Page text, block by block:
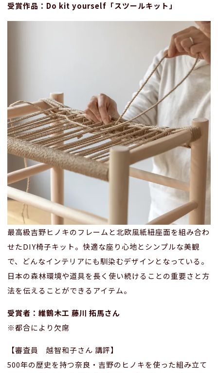
受賞作品：Do kit yourself「スツールキット」
最高級吉野ヒノキのフレームと北欧風紙紐座面を組み合わ
せたDIY椅子キット。快適な座り心地とシンプルな美観
で、どんなインテリアにも馴染むデザインとなっている。
日本の森林環境や道具を長く使い続けることの重要さと方
法を伝えることができるアイテム。
受賞者：維鶴木工 藤川 拓馬さん
※都合により欠席
【審査員 越智和子さん 講評】
500年の歴史を持つ奈良・吉野のヒノキを使った組み立て